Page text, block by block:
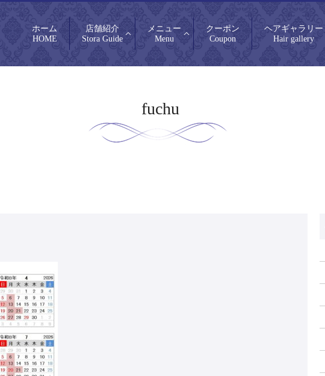
ホーム
HOME
店舗紹介
Stora Guide
メニュー
Menu
クーポン
Coupon
ヘアギャラリー
Hair gallery
fuchu